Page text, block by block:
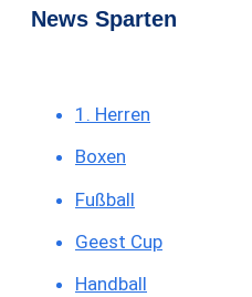
News Sparten
1. Herren
Boxen
Fußball
Geest Cup
Handball